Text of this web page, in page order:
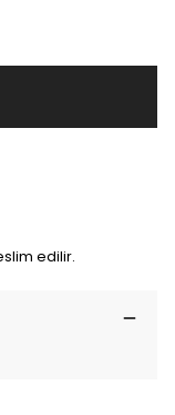
edilir.